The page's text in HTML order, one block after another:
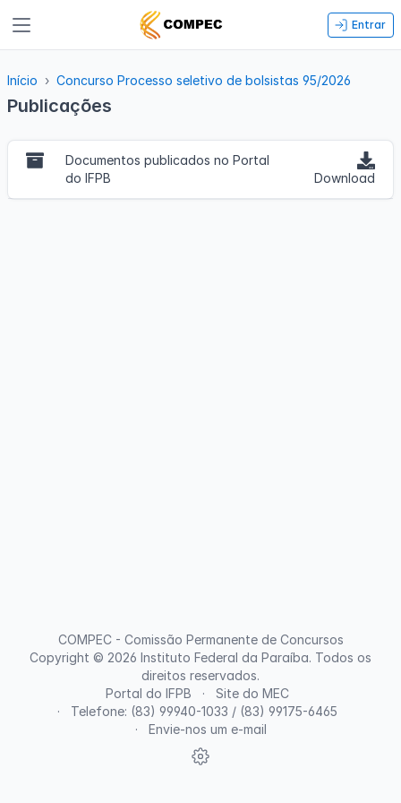
Entrar
Início Concurso Processo seletivo de bolsistas 95/2026
Publicações
Documentos publicados no Portal
do IFPB
Download
Portal do IFPB
Site do MEC
Telefone: (83) 99940-1033 / (83) 99175-6465
Envie-nos um e-mail
COMPEC - Comissão Permanente de Concursos
Copyright © 2026 Instituto Federal da Paraíba. Todos os
direitos reservados.